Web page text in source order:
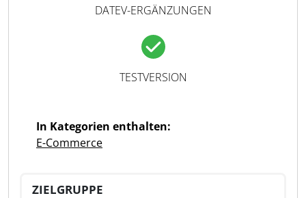
DATEV-ERGÄNZUNGEN
TESTVERSION
In Kategorien enthalten:
E-Commerce
ZIELGRUPPE